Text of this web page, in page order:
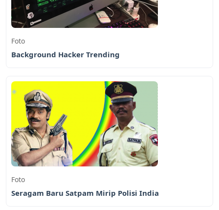
Foto
Background Hacker Trending
Foto
Seragam Baru Satpam Mirip Polisi India